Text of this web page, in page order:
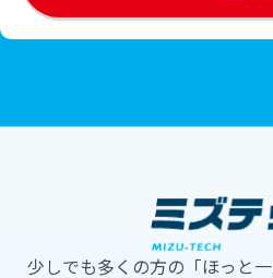
少しでも多くの方の「ほっと